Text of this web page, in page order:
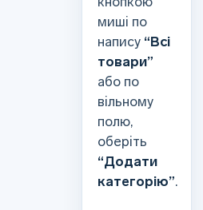
миші по
напису “Всі
товари”
або по
вільному
полю,
оберіть
“Додати
категорію”.